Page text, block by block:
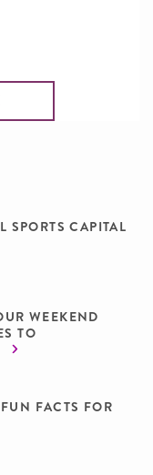
SPORTS CAPITAL
WEEKEND
TO
FACTS FOR